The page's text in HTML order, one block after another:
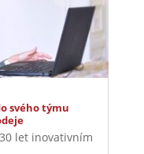
svého týmu
let inovativním